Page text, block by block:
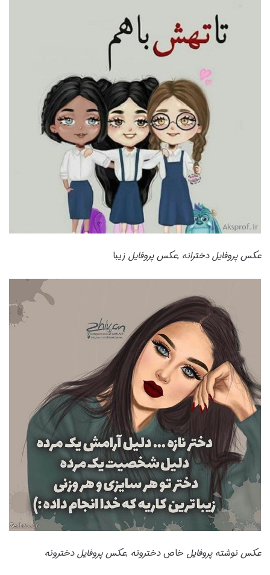
عکس پروفایل دخترانه ,عکس پروفایل زیبا
عکس نوشته پروفایل خاصدخترونه ,عکس پروفایل دخترونه